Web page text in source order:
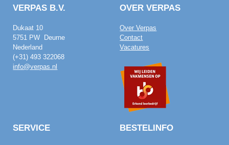
VERPAS B.V.
Dukaat 10
5751 PW Deurne
Nederland
(+31) 493 322068
info@verpas.nl
OVER VERPAS
Over Verpas
Contact
Vacatures
SERVICE BESTELINFO